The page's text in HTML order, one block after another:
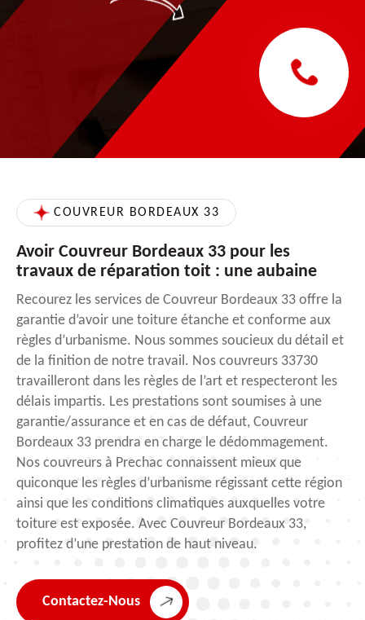
COUVREUR BORDEAUX 33
Avoir Couvreur Bordeaux 33 pour les
travaux de réparation toit : une aubaine
Recourez les services de Couvreur Bordeaux 33 offre la
garantie d’avoir une toiture étanche et conforme aux
règles d’urbanisme. Nous sommes soucieux du détail et
de la finition de notre travail. Nos couvreurs 33730
travailleront dans les règles de l’art et respecteront les
délais impartis. Les prestations sont soumises à une
garantie/assurance et en cas de défaut, Couvreur
Bordeaux 33 prendra en charge le dédommagement.
Nos couvreurs à Prechac connaissent mieux que
quiconque les règles d’urbanisme régissant cette région
ainsi que les conditions climatiques auxquelles votre
toiture est exposée. Avec Couvreur Bordeaux 33,
profitez d’une prestation de haut niveau.
Contactez-Nous